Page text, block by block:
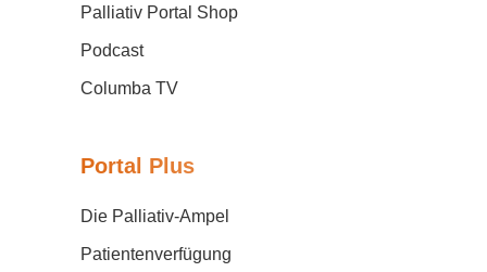
Palliativ Portal Shop
Podcast
Columba TV
Portal Plus
Die Palliativ-Ampel
Patientenverfügung